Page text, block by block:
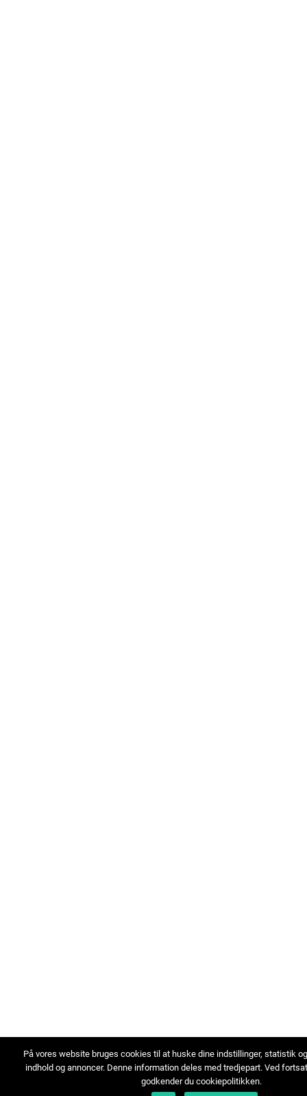
På vores website bruges cookies til at huske dine indstillinger, statistik
indhold og annoncer. Denne information deles med tredjepart. Ved
godkender du cookiepolitikken.